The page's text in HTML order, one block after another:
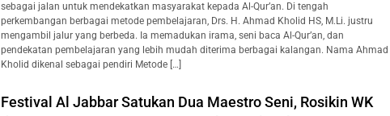
sebagai jalan untuk mendekatkan masyarakat kepada Al-Qur’an. Di tengah
perkembangan berbagai metode pembelajaran, Drs. H. Ahmad Kholid HS, M.Li. justru
mengambil jalur yang berbeda. Ia memadukan irama, seni baca Al-Qur’an, dan
pendekatan pembelajaran yang lebih mudah diterima berbagai kalangan. Nama Ahmad
Kholid dikenal sebagai pendiri Metode […]
Festival Al Jabbar Satukan Dua Maestro Seni, Rosikin WK